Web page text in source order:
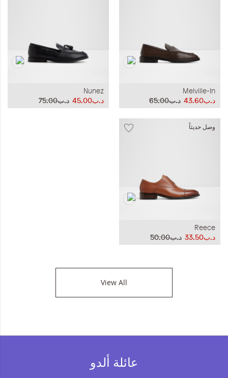
Melville-In
د.ب65.00
د.ب43.60
Nunez
د.ب75.00
د.ب45.00
وصل حديثاً
Reece
د.ب50.00
د.ب33.50
View All
عائلة ألدو